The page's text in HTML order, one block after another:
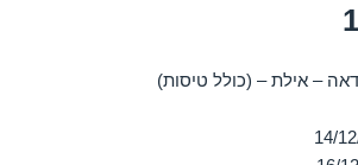
– אילת – (כולל טיסות)